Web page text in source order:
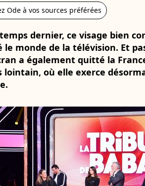
Ode à vos sources préférées
dernier, ce visage bien
le monde de la télévision. Et
a également quitté la
lointain, où elle exerce